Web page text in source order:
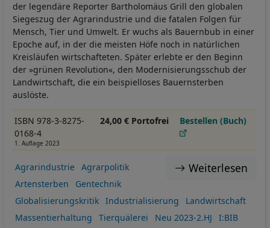
der legendäre Reporter Bartholomäus Grill den globalen
Siegeszug der Agrarindustrie und die fatalen Folgen für
Mensch, Tier und Umwelt. Er wuchs als Bauernbub in einer
Epoche auf, in der die meisten Höfe noch in natürlichen
Kreisläufen wirtschafteten. Später erlebte er den Beginn
der »grünen Revolution«, den Modernisierungsschub der
Landwirtschaft, die ein beispielloses Bauernsterben
auslöste.
ISBN 978-3-8275-
0168-4
1. Auflage 2023
24,00 € Portofrei Bestellen (Buch)
Weiterlesen
Agrarindustrie
Agrarpolitik
Artensterben
Gentechnik
Globalisierungskritik
Industrialisierung
Landwirtschaft
Massentierhaltung
Tierquälerei Neu 2023-2.HJ
I:BIB